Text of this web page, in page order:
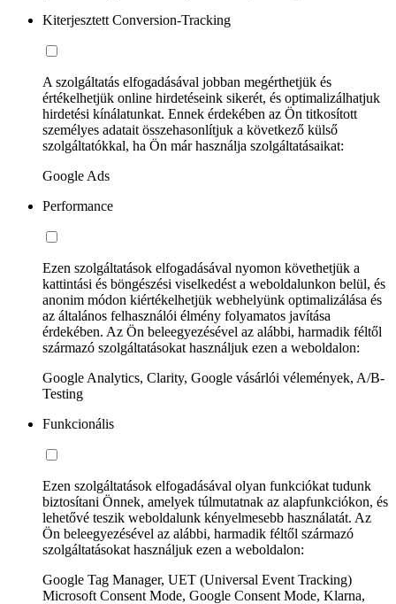
Kiterjesztett Conversion-Tracking
A szolgáltatás elfogadásával jobban megérthetjük és
értékelhetjük online hirdetéseink sikerét, és optimalizálhatjuk
hirdetési kínálatunkat. Ennek érdekében az Ön titkosított
személyes adatait összehasonlítjuk a következő külső
szolgáltatókkal, ha Ön már használja szolgáltatásaikat:
Google Ads
Performance
Ezen szolgáltatások elfogadásával nyomon követhetjük a
kattintási és böngészési viselkedést a weboldalunkon belül, és
anonim módon kiértékelhetjük webhelyünk optimalizálása és
az általános felhasználói élmény folyamatos javítása
érdekében. Az Ön beleegyezésével az alábbi, harmadik féltől
származó szolgáltatásokat használjuk ezen a weboldalon:
Google Analytics, Clarity, Google vásárlói vélemények, A/B-
Testing
Funkcionális
Ezen szolgáltatások elfogadásával olyan funkciókat tudunk
biztosítani Önnek, amelyek túlmutatnak az alapfunkciókon, és
lehetővé teszik weboldalunk kényelmesebb használatát. Az
Ön beleegyezésével az alábbi, harmadik féltől származó
szolgáltatásokat használjuk ezen a weboldalon:
Google Tag Manager, UET (Universal Event Tracking)
Microsoft Consent Mode, Google Consent Mode, Klarna,